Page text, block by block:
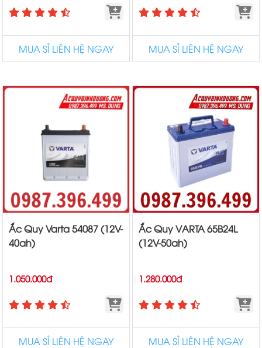
MUA SỈ LIÊN HỆ NGAY MUA SỈ LIÊN HỆ NGAY
Ắc Quy Varta 54087 (12V-
40ah)
1.050.000đ
MUA SỈ LIÊN HỆ NGAY
Ắc Quy VARTA 65B24L
(12V-50ah)
1.280.000đ
MUA SỈ LIÊN HỆ NGAY